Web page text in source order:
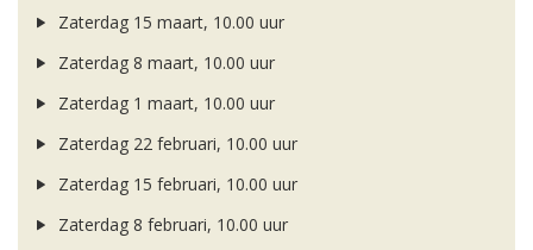
Zaterdag 15 maart, 10.00 uur
Zaterdag 8 maart, 10.00 uur
Zaterdag 1 maart, 10.00 uur
Zaterdag 22 februari, 10.00 uur
Zaterdag 15 februari, 10.00 uur
Zaterdag 8 februari, 10.00 uur